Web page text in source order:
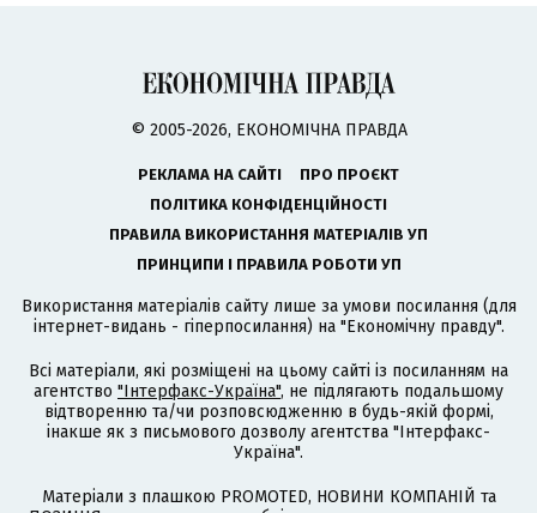
© 2005-2026, ЕКОНОМІЧНА ПРАВДА
РЕКЛАМА НА САЙТІ
ПРО ПРОЄКТ
ПОЛІТИКА КОНФІДЕНЦІЙНОСТІ
ПРАВИЛА ВИКОРИСТАННЯ МАТЕРІАЛІВ УП
ПРИНЦИПИ І ПРАВИЛА РОБОТИ УП
Використання матеріалів сайту лише за умови посилання (для
інтернет-видань - гіперпосилання) на "Економічну правду".
Всі матеріали, які розміщені на цьому сайті із посиланням на
агентство "Інтерфакс-Україна", не підлягають подальшому
відтворенню та/чи розповсюдженню в будь-якій формі,
інакше як з письмового дозволу агентства "Інтерфакс-
Україна".
Матеріали з плашкою PROMOTED, НОВИНИ КОМПАНІЙ та